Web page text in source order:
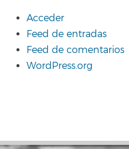
Acceder
Feed de entradas
Feed de comentarios
WordPress.org